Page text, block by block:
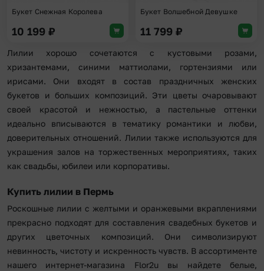
Букет Снежная Королева
10 199 ₽
Букет Волшебной Девушке
11 799 ₽
Лилии хорошо сочетаются с кустовыми розами,
хризантемами, синими маттиолами, гортензиями или
ирисами. Они входят в состав праздничных женских
букетов и больших композиций. Эти цветы очаровывают
своей красотой и нежностью, а пастельные оттенки
идеально вписываются в тематику романтики и любви,
доверительных отношений. Лилии также используются для
украшения залов на торжественных мероприятиях, таких
как свадьбы, юбилеи или корпоративы.
Купить лилии в Пермь
Роскошные лилии с желтыми и оранжевыми вкраплениями
прекрасно подходят для составления свадебных букетов и
других цветочных композиций. Они символизируют
невинность, чистоту и искренность чувств. В ассортименте
нашего интернет-магазина Flor2u вы найдете белые,